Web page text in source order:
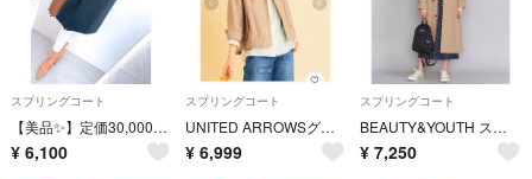
スプリングコート
【美品✨】定価30,000円❤️ユナイテッドアローズ✨サイズM✨スプリングコート
¥ 6,100
スプリングコート
UNITED ARROWSグログランフードマウンテンパーカー
¥ 6,999
スプリングコート
BEAUTY&YOUTH ステンカラーコート Mサイズ
¥ 7,250